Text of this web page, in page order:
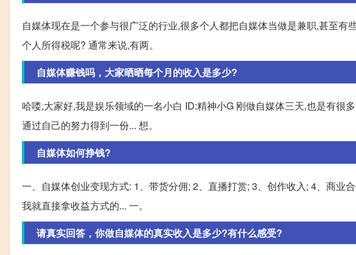
自媒体现在是一个参与很广泛的行业,很多个人都把自媒体当做是兼职,甚至
个人所得税呢? 通常来说,有两。
自媒体赚钱吗，大家晒晒每个月的收入是多少?
哈喽,大家好,我是娱乐领域的一名小白 ID:精神小G 刚做自媒体三天,也是有很
通过自己的努力得到一份... 想。
自媒体如何挣钱?
一、自媒体创业变现方式: 1、带货分佣; 2、直播打赏; 3、创作收入; 4、商业
我就直接拿收益方式的... 一。
请真实回答，你做自媒体的真实收入是多少?有什么感受?